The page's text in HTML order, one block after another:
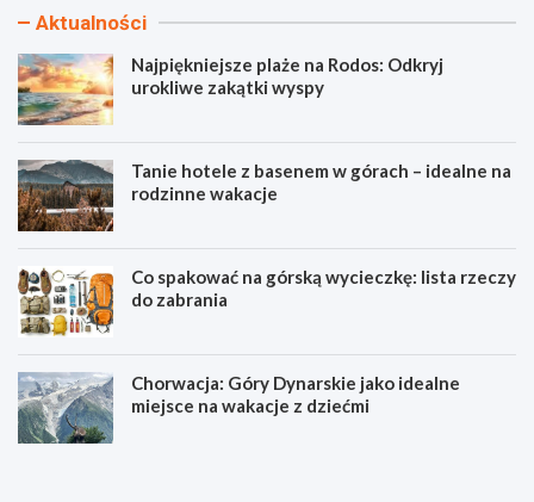
Aktualności
Najpiękniejsze plaże na Rodos: Odkryj
urokliwe zakątki wyspy
Tanie hotele z basenem w górach – idealne na
rodzinne wakacje
Co spakować na górską wycieczkę: lista rzeczy
do zabrania
Chorwacja: Góry Dynarskie jako idealne
miejsce na wakacje z dziećmi
N
T